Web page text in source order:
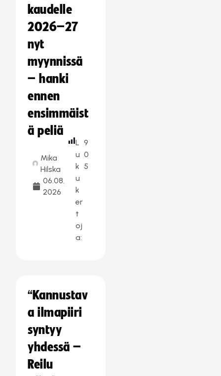
kaudelle
2026–27
nyt
myynnissä
– hanki
ennen
ensimmäist
ä peliä
Mika
Hilska
06.08.
2026
L
u
k
u
k
er
t
oj
a:
9
0
5
“Kannustav
a ilmapiiri
syntyy
yhdessä –
Reilu